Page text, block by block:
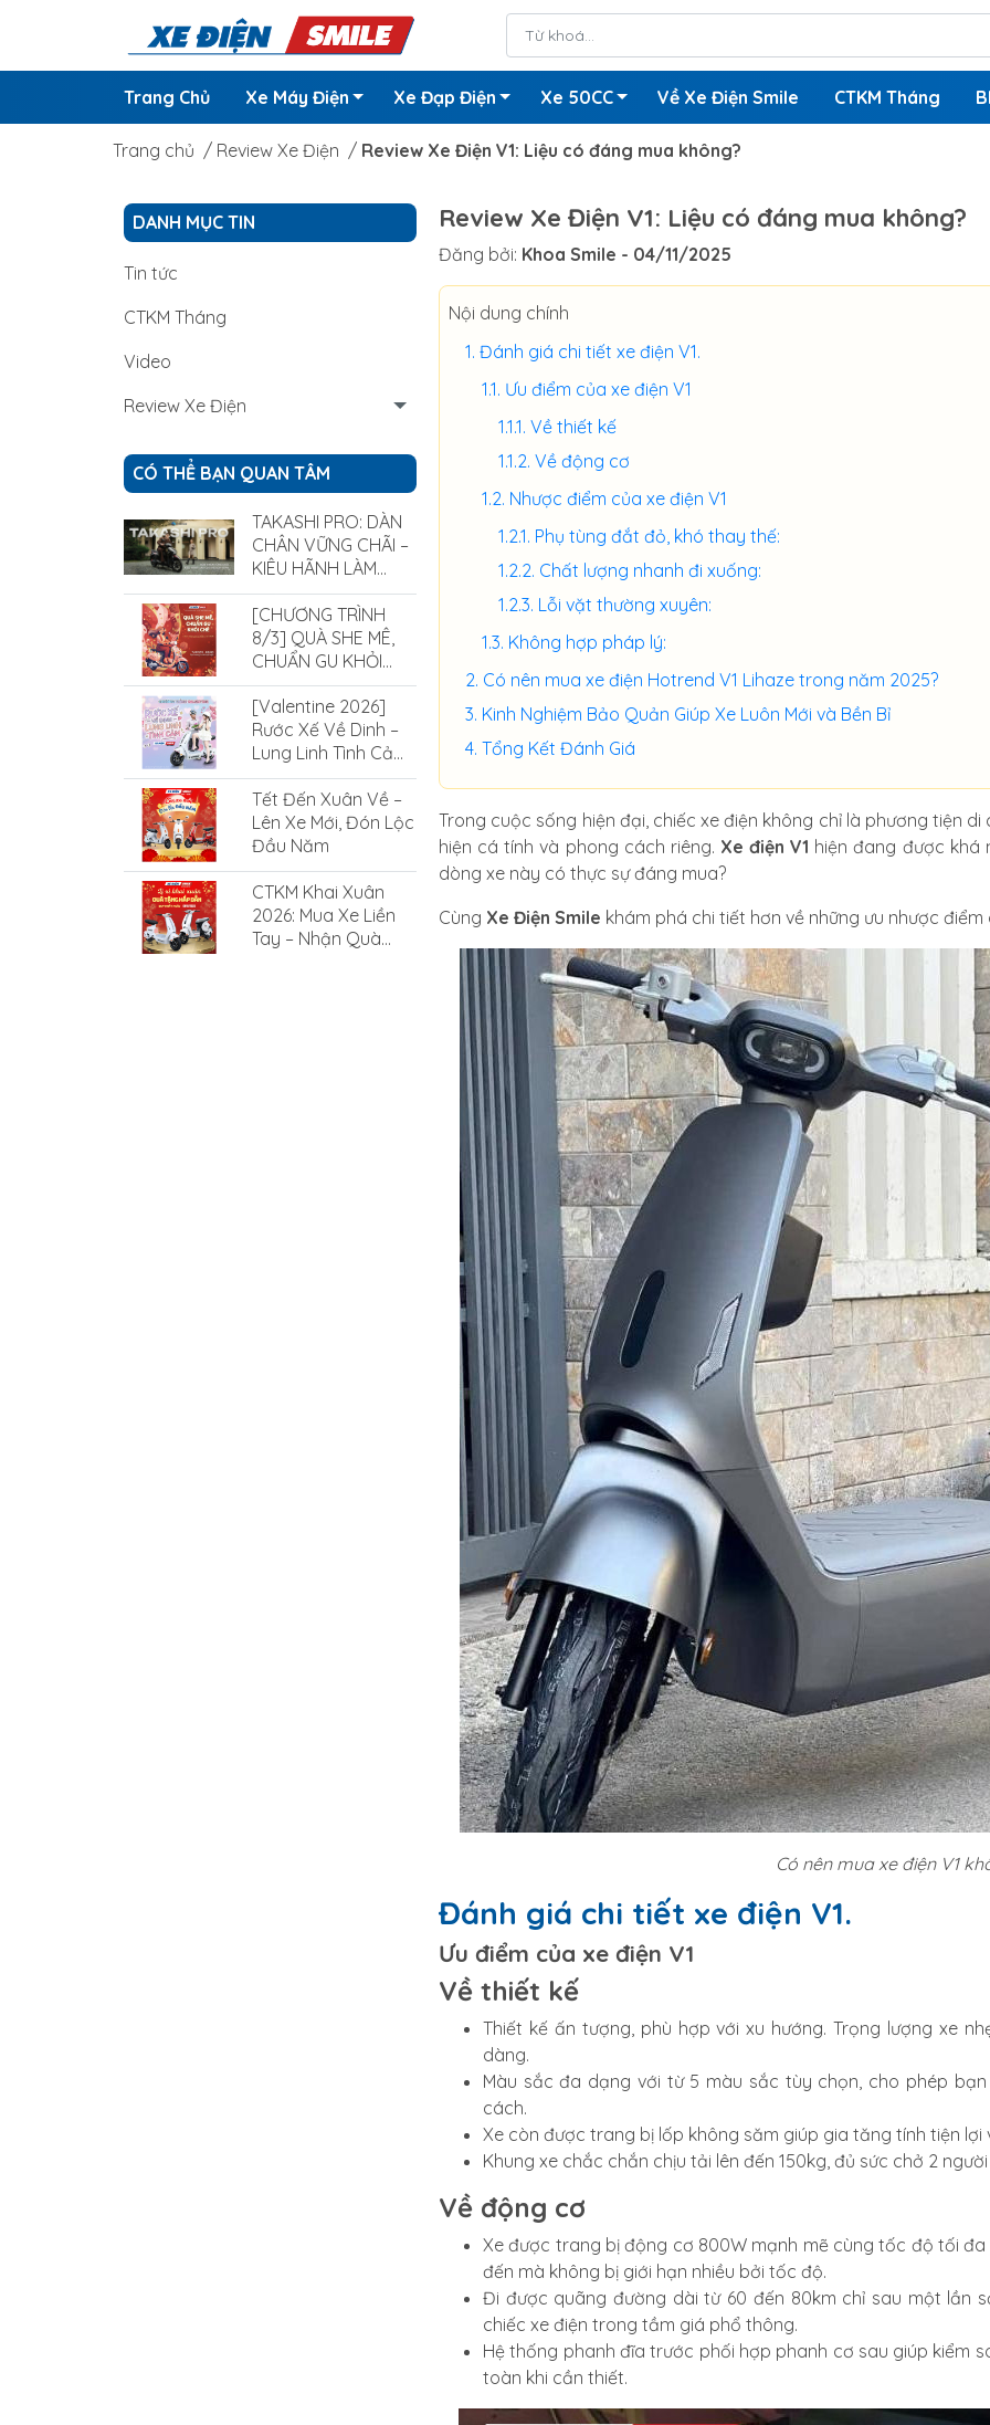
Trang Chủ Xe Máy Điện Xe Đạp Điện Xe 50CC Về Xe Điện Smile CTKM Tháng
Trang chủ / Review Xe Điện / Review Xe Điện V1: Liệu có đáng mua không?
Review Xe Điện V1: Liệu có đáng mua không?
Đăng bởi: Khoa Smile - 04/11/2025
Nội dung chính
Đánh giá chi tiết xe điện V1.
Ưu điểm của xe điện V1
Về thiết kế
Về động cơ
Nhược điểm của xe điện V1
Phụ tùng đắt đỏ, khó thay thế:
Chất lượng nhanh đi xuống:
Lỗi vặt thường xuyên:
Không hợp pháp lý:
Có nên mua xe điện Hotrend V1 Lihaze trong năm 2025?
Kinh Nghiệm Bảo Quản Giúp Xe Luôn Mới và Bền Bỉ
Tổng Kết Đánh Giá
Trong cuộc sống hiện đại, chiếc xe điện không chỉ là phương tiện
hiện cá tính và phong cách riêng. Xe điện V1 hiện đang được khá
dòng xe này có thực sự đáng mua?
Cùng Xe Điện Smile khám phá chi tiết hơn về những ưu nhược
Có nên mua xe điện V1
Đánh giá chi tiết xe điện V1.
Ưu điểm của xe điện V1
Về thiết kế
Thiết kế ấn tượng, phù hợp với xu hướng. Trọng lượng xe
dàng.
Màu sắc đa dạng với từ 5 màu sắc tùy chọn, cho phép
cách.
Xe còn được trang bị lốp không săm giúp gia tăng tính tiện
Khung xe chắc chắn chịu tải lên đến 150kg, đủ sức chở 2
Về động cơ
Xe được trang bị động cơ 800W mạnh mẽ cùng tốc độ tối
đến mà không bị giới hạn nhiều bởi tốc độ.
Đi được quãng đường dài từ 60 đến 80km chỉ sau một lần
chiếc xe điện trong tầm giá phổ thông.
Hệ thống phanh đĩa trước phối hợp phanh cơ sau giúp kiểm
toàn khi cần thiết.
DANH MỤC TIN
Tin tức
CTKM Tháng
Video
Review Xe Điện
CÓ THỂ BẠN QUAN TÂM
TAKASHI PRO: DÀN
CHÂN VỮNG CHÃI –
KIÊU HÃNH LÀM
CHỦ MỌI ĐỊA HÌNH
[CHƯƠNG TRÌNH
8/3] QUÀ SHE MÊ,
CHUẨN GU KHỎI
CHÊ CÙNG XE ĐIỆN
SMILE
[Valentine 2026]
Rước Xế Về Dinh –
Lung Linh Tình Cảm
Cùng Xe Điện Smile
Tết Đến Xuân Về –
Lên Xe Mới, Đón Lộc
Đầu Năm
CTKM Khai Xuân
2026: Mua Xe Liền
Tay – Nhận Quà